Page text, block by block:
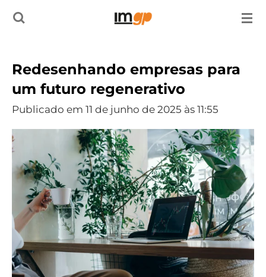
Salta
conteúdo
principal
Redesenhando empresas para
um futuro regenerativo
Publicado em 11 de junho de 2025 às 11:55